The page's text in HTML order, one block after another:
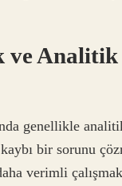
Analitik
genellikle
bir sorunu
verimli